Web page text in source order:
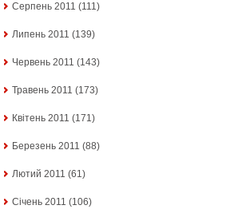
Серпень 2011 (111)
Липень 2011 (139)
Червень 2011 (143)
Травень 2011 (173)
Квітень 2011 (171)
Березень 2011 (88)
Лютий 2011 (61)
Січень 2011 (106)